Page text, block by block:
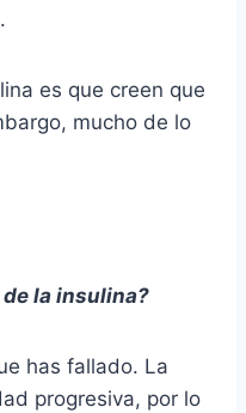
es que creen que
mucho de lo
la insulina?
has fallado. La
progresiva, por lo